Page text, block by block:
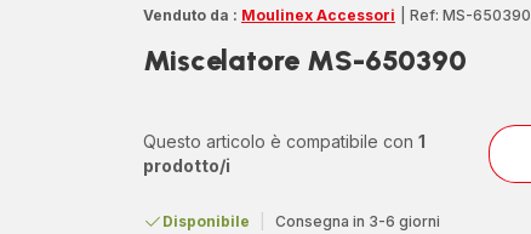
Venduto da : Moulinex Accessori Ref: MS-650390
Miscelatore MS-650390
Questo articolo è compatibile con 1
prodotto/i
Disponibile Consegna in 3-6 giorni